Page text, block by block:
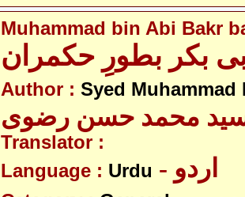
Muhammad bin Abi Bakr
بکر بطورِ حکمران
Author : Syed Muhammad
محمد حسن رضوی
Translator :
Language : Urdu - اردو